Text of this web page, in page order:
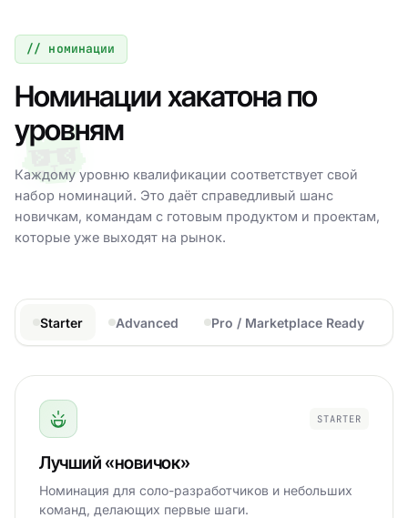
// номинации
Номинации хакатона по
уровням
Каждому уровню квалификации соответствует свой
набор номинаций. Это даёт справедливый шанс
новичкам, командам с готовым продуктом и проектам,
которые уже выходят на рынок.
Starter Advanced Pro / Marketplace Ready
STARTER
Лучший «новичок»
Номинация для соло-разработчиков и небольших
команд, делающих первые шаги.